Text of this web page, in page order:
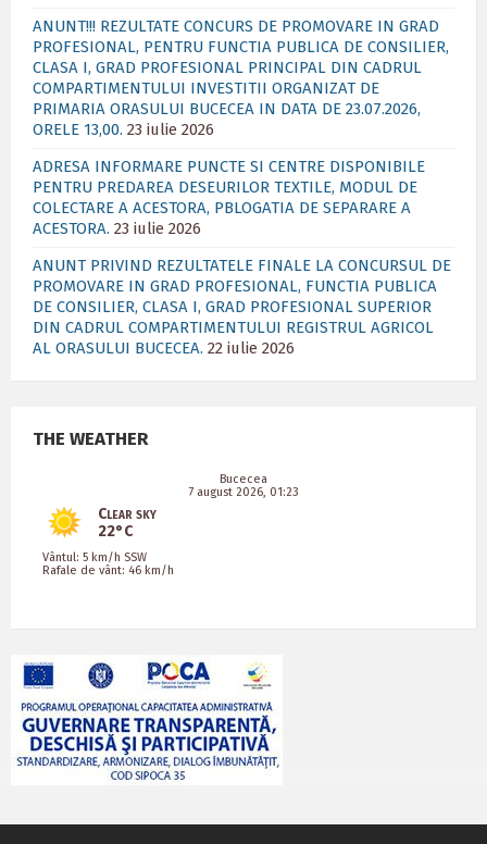
ANUNT!!! REZULTATE CONCURS DE PROMOVARE IN GRAD
PROFESIONAL, PENTRU FUNCTIA PUBLICA DE CONSILIER,
CLASA I, GRAD PROFESIONAL PRINCIPAL DIN CADRUL
COMPARTIMENTULUI INVESTITII ORGANIZAT DE
PRIMARIA ORASULUI BUCECEA IN DATA DE 23.07.2026,
ORELE 13,00. 23 iulie 2026
ADRESA INFORMARE PUNCTE SI CENTRE DISPONIBILE
PENTRU PREDAREA DESEURILOR TEXTILE, MODUL DE
COLECTARE A ACESTORA, PBLOGATIA DE SEPARARE A
ACESTORA. 23 iulie 2026
ANUNT PRIVIND REZULTATELE FINALE LA CONCURSUL DE
PROMOVARE IN GRAD PROFESIONAL, FUNCTIA PUBLICA
DE CONSILIER, CLASA I, GRAD PROFESIONAL SUPERIOR
DIN CADRUL COMPARTIMENTULUI REGISTRUL AGRICOL
AL ORASULUI BUCECEA. 22 iulie 2026
THE WEATHER
Bucecea
7 august 2026, 01:23
Clear sky
22°C
Vântul: 5 km/h SSW
Rafale de vânt: 46 km/h